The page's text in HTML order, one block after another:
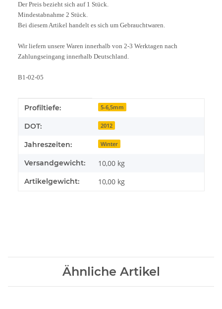
Der Preis bezieht sich auf 1 Stück.
Mindestabnahme 2 Stück.
Bei diesem Artikel handelt es sich um Gebrauchtwaren.
Wir liefern unsere Waren innerhalb von 2-3 Werktagen nach
Zahlungseingang innerhalb Deutschland.
B1-02-05
Produkteigenschaft
Wert
Profiltiefe: 5-6,5mm
DOT: 2012
Jahreszeiten: Winter
Versandgewicht: 10,00 kg
Artikelgewicht: 10,00 kg
Ähnliche Artikel